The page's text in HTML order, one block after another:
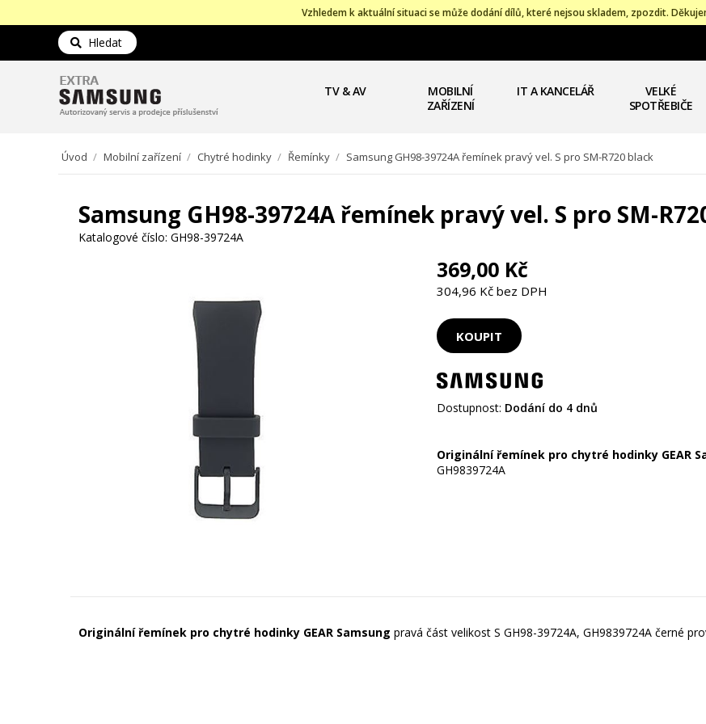
Vzhledem k aktuální situaci se může dodání dílů, které nejsou skladem, zpozdit.
Hledat
TV & AV
MOBILNÍ
ZAŘÍZENÍ
IT A KANCELÁŘ
VELKÉ
SPOTŘEBIČE
Úvod / Mobilní zařízení / Chytré hodinky / Řemínky / Samsung GH98-39724A řemínek pravý vel. S pro SM-R720 black
Samsung GH98-39724A řemínek pravý vel. S pro SM-
Katalogové číslo: GH98-39724A
369,00 Kč
304,96 Kč bez DPH
Dostupnost: Dodání do 4 dnů
Originální řemínek pro chytré hodinky GEAR
GH9839724A
Originální řemínek pro chytré hodinky GEAR Samsung pravá část velikost S GH98-39724A, GH9839724A černé